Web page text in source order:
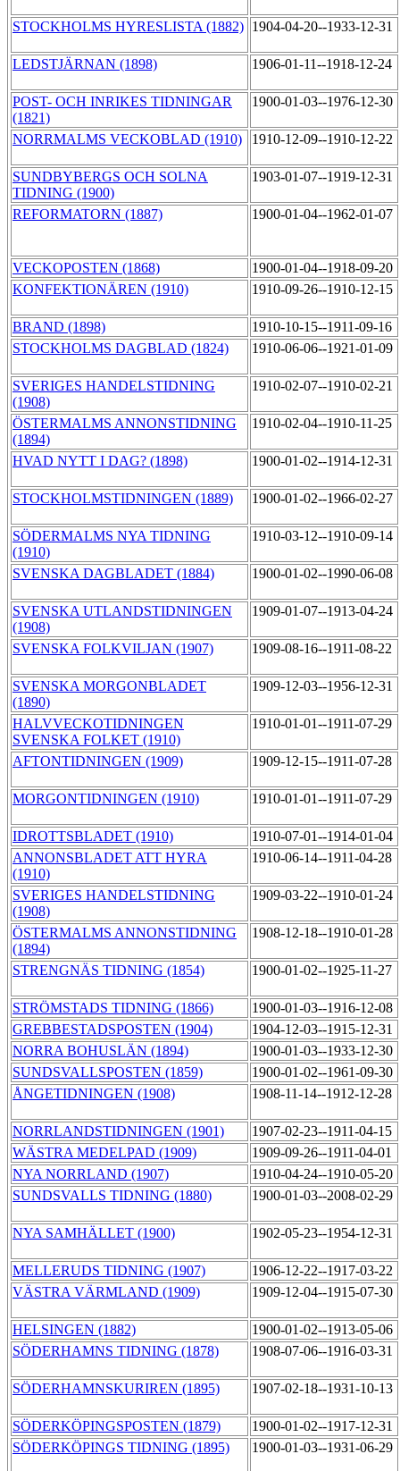
STOCKHOLMS HYRESLISTA (1882) 1904-04-20--1933-12-31
LEDSTJÄRNAN (1898) 1906-01-11--1918-12-24
POST- OCH INRIKES TIDNINGAR
(1821)
1900-01-03--1976-12-30
NORRMALMS VECKOBLAD (1910) 1910-12-09--1910-12-22
SUNDBYBERGS OCH SOLNA
TIDNING (1900)
1903-01-07--1919-12-31
REFORMATORN (1887) 1900-01-04--1962-01-07
VECKOPOSTEN (1868)
1900-01-04--1918-09-20
KONFEKTIONÄREN (1910)
1910-09-26--1910-12-15
BRAND (1898)
1910-10-15--1911-09-16
STOCKHOLMS DAGBLAD (1824)
1910-06-06--1921-01-09
SVERIGES HANDELSTIDNING
(1908)
1910-02-07--1910-02-21
ÖSTERMALMS ANNONSTIDNING
(1894)
1910-02-04--1910-11-25
HVAD NYTT I DAG? (1898) 1900-01-02--1914-12-31
STOCKHOLMSTIDNINGEN (1889) 1900-01-02--1966-02-27
SÖDERMALMS NYA TIDNING
(1910)
1910-03-12--1910-09-14
SVENSKA DAGBLADET (1884) 1900-01-02--1990-06-08
SVENSKA UTLANDSTIDNINGEN
(1908)
1909-01-07--1913-04-24
SVENSKA FOLKVILJAN (1907) 1909-08-16--1911-08-22
SVENSKA MORGONBLADET
(1890)
1909-12-03--1956-12-31
HALVVECKOTIDNINGEN
SVENSKA FOLKET (1910)
1910-01-01--1911-07-29
AFTONTIDNINGEN (1909) 1909-12-15--1911-07-28
MORGONTIDNINGEN (1910) 1910-01-01--1911-07-29
IDROTTSBLADET (1910)
1910-07-01--1914-01-04
ANNONSBLADET ATT HYRA
(1910)
1910-06-14--1911-04-28
SVERIGES HANDELSTIDNING
(1908)
1909-03-22--1910-01-24
ÖSTERMALMS ANNONSTIDNING
(1894)
1908-12-18--1910-01-28
STRENGNÄS TIDNING (1854) 1900-01-02--1925-11-27
STRÖMSTADS TIDNING (1866)
1900-01-03--1916-12-08
GREBBESTADSPOSTEN (1904)
1904-12-03--1915-12-31
NORRA BOHUSLÄN (1894)
1900-01-03--1933-12-30
SUNDSVALLSPOSTEN (1859)
1900-01-02--1961-09-30
ÅNGETIDNINGEN (1908)
1908-11-14--1912-12-28
NORRLANDSTIDNINGEN (1901)
1907-02-23--1911-04-15
WÄSTRA MEDELPAD (1909)
1909-09-26--1911-04-01
NYA NORRLAND (1907)
1910-04-24--1910-05-20
SUNDSVALLS TIDNING (1880)
1900-01-03--2008-02-29
NYA SAMHÄLLET (1900) 1902-05-23--1954-12-31
MELLERUDS TIDNING (1907)
1906-12-22--1917-03-22
VÄSTRA VÄRMLAND (1909)
1909-12-04--1915-07-30
HELSINGEN (1882)
1900-01-02--1913-05-06
SÖDERHAMNS TIDNING (1878)
1908-07-06--1916-03-31
SÖDERHAMNSKURIREN (1895) 1907-02-18--1931-10-13
SÖDERKÖPINGSPOSTEN (1879)
1900-01-02--1917-12-31
SÖDERKÖPINGS TIDNING (1895)
1900-01-03--1931-06-29